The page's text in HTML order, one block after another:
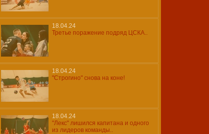
18.04.24
Третье поражение подряд ЦСКА..
18.04.24
"Строгино" снова на коне!
18.04.24
"Лекс" лишился капитана и одного
из лидеров команды..